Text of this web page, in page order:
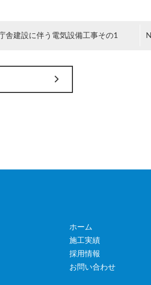
舎建設に伴う電気設備工事その1
ホーム
施工実績
採用情報
お問い合わせ